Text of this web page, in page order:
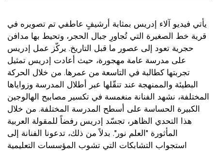
يأتي فيديو آلاء إدريس بمثابة أرشيفٍ عاطفي تم تصويره في
قرية خط الصغيرة التي تُجاورِ جبال الحجر، وتحيط بها مدافن
حجرية تعود إلى عصور ما قبل التاريخ. يركّز عمل إدريس
على مدرسة عامة مهجورة، حيث أعادت إدريس تمثيل
تجربتها كطالبة في التاسعة من عمرها. من خلال الحركة
البطيئة والممنهجة عند تنقّلها عبر أطلال المدرسة وزواياها
المختلفة، نشهد الفنانة منغمسة في تكسير مصابيح الهالوجين
الكبيرة الحساسة على أسطح المدرسة المختلفة. من خلال
هذا التحدي الظاهر، تجسّد إدريس رفضاً للمقولة العربية
المأثورة "العلم نور". بدلاً من ذلك، تدعونا الفنانة إلى
استجواب التشابكات التي تشوب المؤسسات التعليمية